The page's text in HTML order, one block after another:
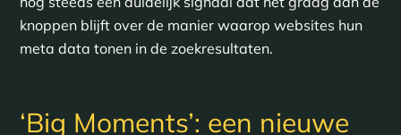
knoppen blijft over de manier waarop websites hun
meta data tonen in de zoekresultaten.
‘Big Moments’: een nieuwe